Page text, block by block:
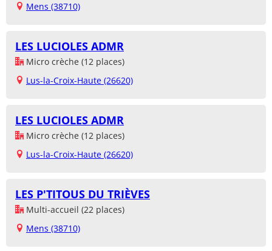
Mens (38710)
LES LUCIOLES ADMR
Micro crèche (12 places)
Lus-la-Croix-Haute (26620)
LES LUCIOLES ADMR
Micro crèche (12 places)
Lus-la-Croix-Haute (26620)
LES P'TITOUS DU TRIÈVES
Multi-accueil (22 places)
Mens (38710)